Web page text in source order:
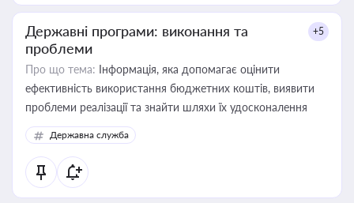
Державні програми: виконання та
проблеми
+5
Про що тема: Інформація, яка допомагає оцінити
ефективність використання бюджетних коштів, виявити
проблеми реалізації та знайти шляхи їх удосконалення
Державна служба